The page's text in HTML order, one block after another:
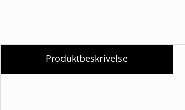
Produktbeskrivelse